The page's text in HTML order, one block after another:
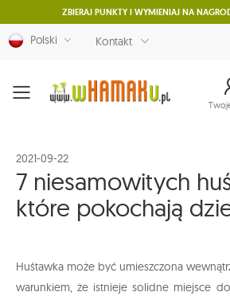
ZBIERAJ PUNKTY I WYMIENIAJ NA
Polski Kontakt
Menu
2021-09-22
7 niesamowitych
które pokochają
Huśtawka może być umieszczona
warunkiem, że istnieje solidne miejsce